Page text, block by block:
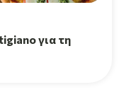
για τη